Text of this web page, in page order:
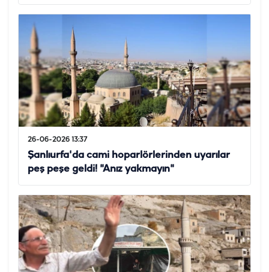
26-06-2026 13:37
Şanlıurfa'da cami hoparlörlerinden uyarılar
peş peşe geldi! "Anız yakmayın"